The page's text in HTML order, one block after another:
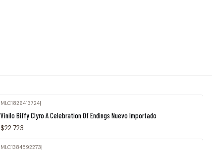
MLC1826413724|
Vinilo Biffy Clyro A Celebration Of Endings Nuevo Importado
$22.723
MLC1384592273|